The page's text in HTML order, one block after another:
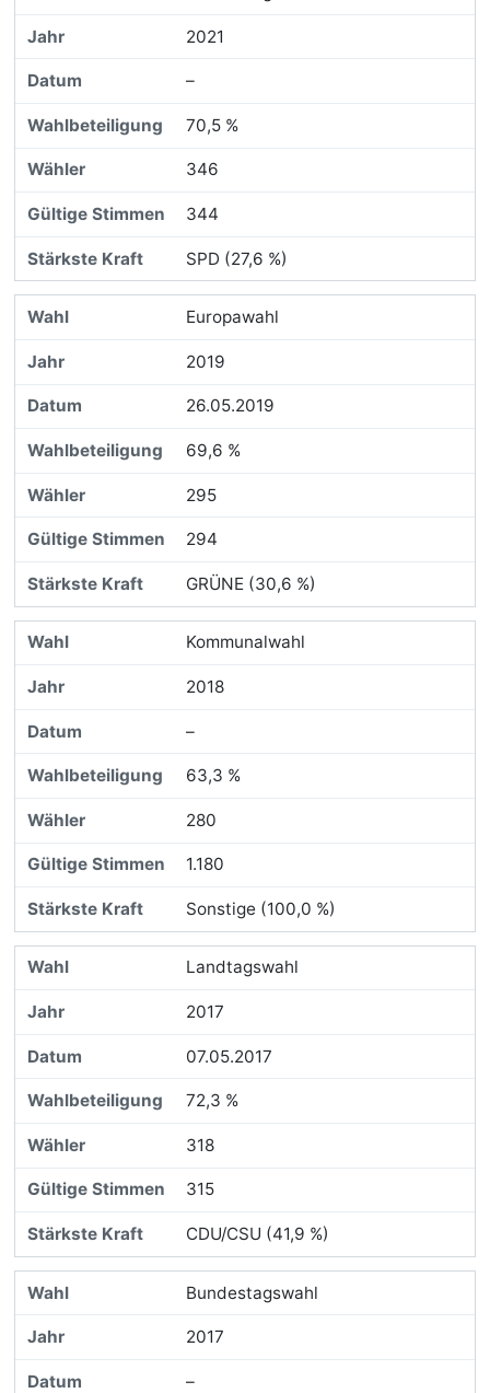
2021
–
70,5 %
346
344
SPD (27,6 %)
Europawahl
2019
26.05.2019
69,6 %
295
294
GRÜNE (30,6 %)
Kommunalwahl
2018
–
63,3 %
280
1.180
Sonstige (100,0 %)
Landtagswahl
2017
07.05.2017
72,3 %
318
315
CDU/CSU (41,9 %)
Bundestagswahl
2017
–